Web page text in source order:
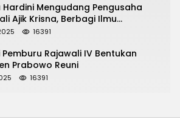
Hardini Mengudang Pengusaha
Ajik Krisna, Berbagi Ilmu
Pariwisata dan UMKM
16391
Pemburu Rajawali IV Bentukan
Prabowo Reuni
16391